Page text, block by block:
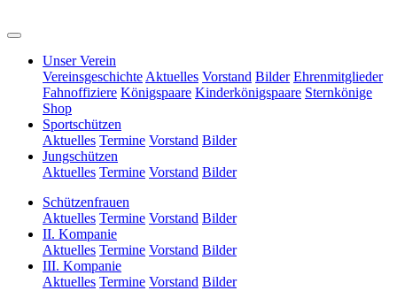
Unser Verein
Vereinsgeschichte Aktuelles Vorstand Bilder Ehrenmitglieder
Fahnoffiziere Königspaare Kinderkönigspaare Sternkönige
Shop
Sportschützen
Aktuelles Termine Vorstand Bilder
Jungschützen
Aktuelles Termine Vorstand Bilder
Schützenfrauen
Aktuelles Termine Vorstand Bilder
II. Kompanie
Aktuelles Termine Vorstand Bilder
III. Kompanie
Aktuelles Termine Vorstand Bilder